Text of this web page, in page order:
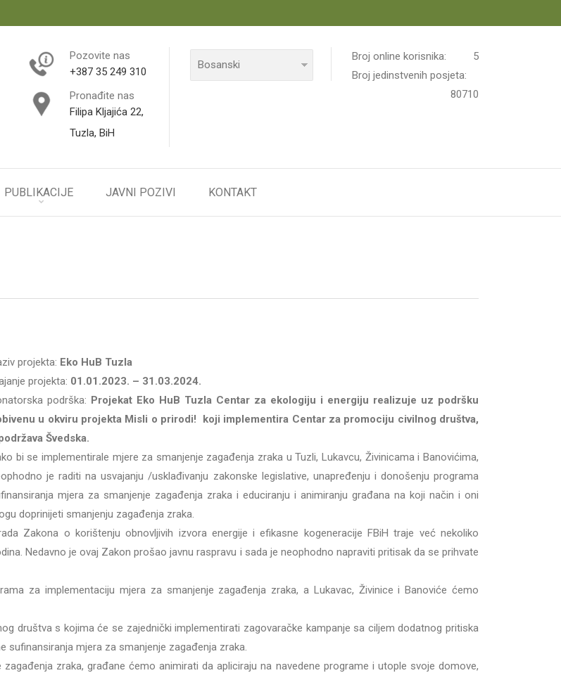
Pozovite nas
+387 35 249 310
Pronađite nas
Filipa Kljajića 22,
Tuzla, BiH
Broj online korisnika:
5
Broj jedinstvenih posjeta:
80710
PUBLIKACIJE JAVNI POZIVI KONTAKT
projekta: Eko HuB Tuzla
projekta: 01.01.2023. – 31.03.2024.
podrška: Projekat Eko HuB Tuzla Centar za ekologiju i energiju realizuje uz podršku
u okviru projekta Misli o prirodi! koji implementira Centar za promociju civilnog društva,
Švedska.
bi se implementirale mjere za smanjenje zagađenja zraka u Tuzli, Lukavcu, Živinicama i Banovićima,
je raditi na usvajanju /usklađivanju zakonske legislative, unapređenju i donošenju programa
mjera za smanjenje zagađenja zraka i educiranju i animiranju građana na koji način i oni
doprinijeti smanjenju zagađenja zraka.
Zakona o korištenju obnovljivih izvora energije i efikasne kogeneracije FBiH traje već nekoliko
Nedavno je ovaj Zakon prošao javnu raspravu i sada je neophodno napraviti pritisak da se prihvate
za implementaciju mjera za smanjenje zagađenja zraka, a Lukavac, Živinice i Banoviće ćemo
društva s kojima će se zajednički implementirati zagovaračke kampanje sa ciljem dodatnog pritiska
sufinansiranja mjera za smanjenje zagađenja zraka.
zraka, građane ćemo animirati da apliciraju na navedene programe i utople svoje domove,